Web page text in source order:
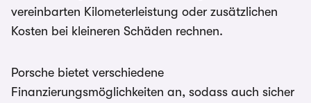
vereinbarten Kilometerleistung oder zusätzlichen
Kosten bei kleineren Schäden rechnen.
Porsche bietet verschiedene
Finanzierungsmöglichkeiten an, sodass auch sicher